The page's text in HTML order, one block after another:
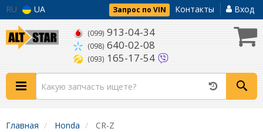
RU UA Запрос по VIN Контакты Вход
(099) 913-04-34
(098) 640-02-08
(093) 165-17-54
Главная Honda CR-Z